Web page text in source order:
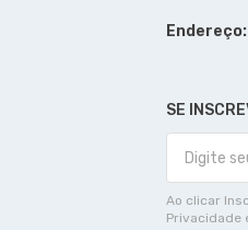
Endereço:
SE
Ao clicar
Privacidade